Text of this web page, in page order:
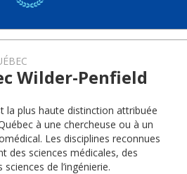
Wilder-Penfield
la plus haute distinction attribuée
à une chercheuse ou à un
Les disciplines reconnues
des sciences médicales, des
de l’ingénierie.